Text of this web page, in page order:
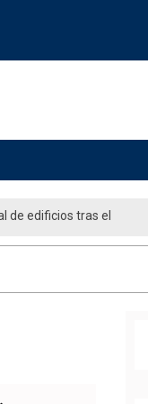
para fortalecer la